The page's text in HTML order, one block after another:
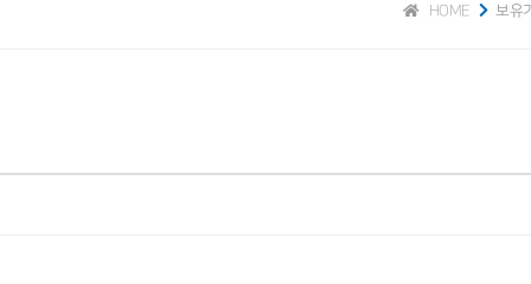
보유
HOME